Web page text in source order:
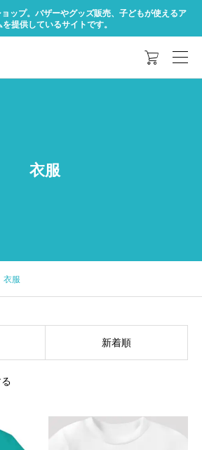
ップ。バザーやグッズ販売、子どもが使えるア
を提供しているサイトです。

衣服
衣服
新着順